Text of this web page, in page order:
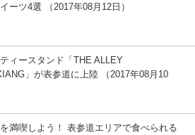
ーツ4選 （2017年08月12日）
ィースタンド「THE ALLEY
」が表参道に上陸 （2017年08月10
満喫しよう！ 表参道エリアで食べられる